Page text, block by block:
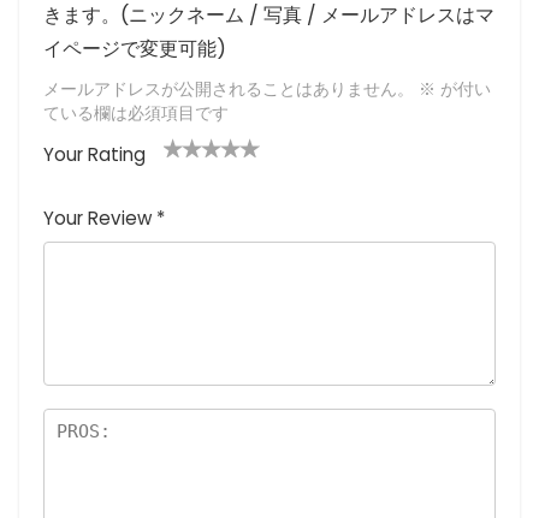
きます。(ニックネーム / 写真 / メールアドレスはマ
イページで変更可能)
メールアドレスが公開されることはありません。 ※ が付い
ている欄は必須項目です
Your Rating
つ
星
価
星
(最
(最高
評価:
(最高評
価: 5つ
高評価: 5
つ星)
Your Review *